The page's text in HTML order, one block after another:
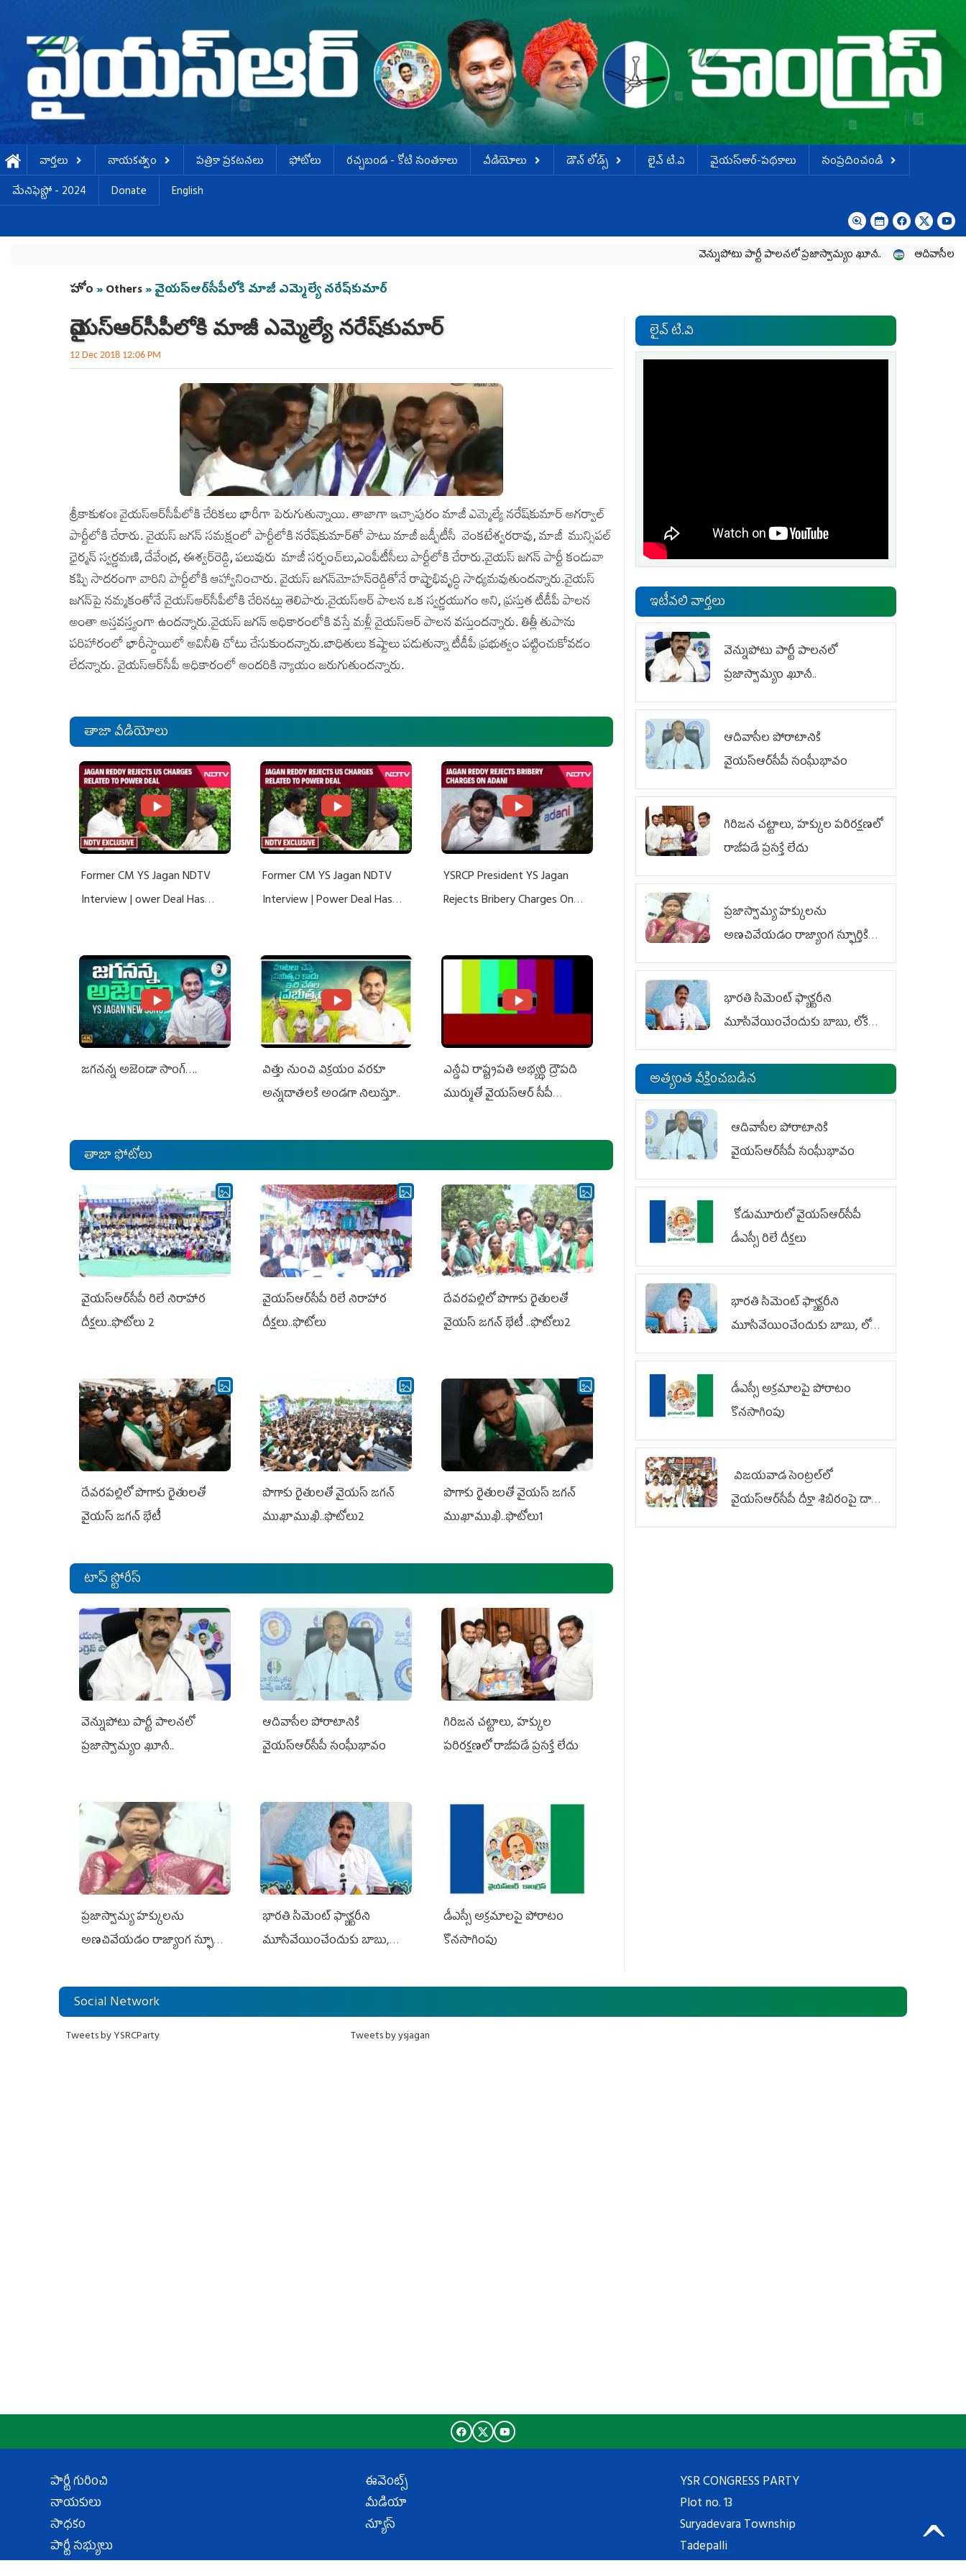
వార్తలు నాయకత్వం పత్రికా ప్రకటనలు ఫోటోలు ర‌చ్చ‌బండ‌ - కోటి సంత‌కాలు వీడియోలు డౌన్ లోడ్స్ లైవ్ టి.వి వైయస్ఆర్-పథకాలు
సంప్రదించండి
మేనిఫెస్టో - 2024
Donate English
వెన్నుపోటు పార్టీ పాలనలో ప్రజాస్వామ్యం ఖూనీ.. ఆదివాసీల పోరాటానికి
You are here
హోం »Others» వైయస్‌ఆర్‌సీపీలోకి మాజీ ఎమ్మెల్యే నరేష్‌కుమార్‌
వైయస్‌ఆర్‌సీపీలోకి మాజీ ఎమ్మెల్యే నరేష్‌కుమార్‌
12 Dec 2018 12:06 PM
శ్రీకాకుళంః వైయస్‌ఆర్‌సీపీలోకి చేరికలు భారీగా పెరుగుతున్నాయి. తాజాగా ఇచ్చాపురం మాజీ ఎమ్మెల్యే నరేష్‌కుమార్‌ అగర్వాల్‌
పార్టీలోకి చేరారు. వైయస్‌ జగన్‌ సమక్షంలో పార్టీలోకి నరేష్‌కుమార్‌తో పాటు మాజీ జడ్పీటీసీ వెంకటేశ్వరరావు, మాజీ మున్సిపల్‌
ఛైర్మన్‌ స్వర్ణమణి, దేవేంద్ర, ఈశ్వర్‌రెడ్డి, పలువురు మాజీ సర్పంచ్‌లు,ఎంపీటీసీలు పార్టీలోకి చేరారు.వైయస్‌ జగన్‌ పార్టీ కండువా
కప్పి సాదరంగా వారిని పార్టీలోకి ఆహ్వానించారు. వైయస్‌ జగన్‌మోహన్‌రెడ్డితోనే రాష్ట్రాభివృద్ధి సాధ్యమవుతుందన్నారు.వైయస్‌
జగన్‌పై నమ్మకంతోనే వైయస్‌ఆర్‌సీపీలోకి చేరినట్లు తెలిపారు.వైయస్‌ఆర్‌ పాలన ఒక స్వర్ణయుగం అని, ప్రస్తుత టీడీపీ పాలన
అంతా అస్తవస్త్యంగా ఉందన్నారు.వైయస్‌ జగన్‌ అధికారంలోకి వస్తే మళ్లీ వైయస్‌ఆర్‌ పాలన వస్తుందన్నారు. తిత్లీ తుపాను
పరిహారంలో భారీస్థాయిలో అవినీతి చోటు చేసుకుందన్నారు.బాధితులు కష్టాలు పడుతున్నా టీడీపీ ప్రభుత్వం పట్టించుకోవడం
లేదన్నారు. వైయస్‌ఆర్‌సీపీ అధికారంలో అందరికి న్యాయం జరుగుతుందన్నారు.
తాజా వీడియోలు
Former CM YS Jagan NDTV
Interview | ower Deal Has
Former CM YS Jagan NDTV
Interview | Power Deal Has
YSRCP President YS Jagan
Rejects Bribery Charges On
జగనన్న అజెండా సాంగ్….
విత్తు నుంచి విక్రయం వరకూ
అన్నదాతలకి అండగా నిలుస్తూ..
ఎన్డీఏ రాష్ట్ర‌ప‌తి అభ్య‌ర్థి ద్రౌప‌ది
ముర్ముతో వైయ‌స్ఆర్ సీపీ
ఎమ్మెల్యేలు, ఎంపీల స‌మావేశం
తాజా ఫోటోలు
వైయ‌స్ఆర్‌సీపీ రిలే నిరాహార
దీక్షలు..ఫొటోలు 2
వైయ‌స్ఆర్‌సీపీ రిలే నిరాహార
దీక్షలు..ఫొటోలు
దేవరపల్లిలో పొగాకు రైతులతో
వైయస్ జగన్ భేటీ ..ఫొటోలు2
దేవరపల్లిలో పొగాకు రైతులతో
వైయస్ జగన్ భేటీ
పొగాకు రైతుల‌తో వైయ‌స్ జ‌గ‌న్
ముఖాముఖి..ఫొటోలు2
పొగాకు రైతుల‌తో వైయ‌స్ జ‌గ‌న్
ముఖాముఖి..ఫొటోలు1
టాప్ స్టోరీస్
వెన్నుపోటు పార్టీ పాలనలో
ప్రజాస్వామ్యం ఖూనీ..
ఆదివాసీల పోరాటానికి
వైయ‌స్ఆర్‌సీపీ సంఘీభావం
గిరిజన చట్టాలు, హక్కుల
పరిరక్షణలో రాజీపడే ప్రసక్తే లేదు
ప్రజాస్వామ్య హక్కులను
అణచివేయడం రాజ్యాంగ స్ఫూర్తికి
భారతి సిమెంట్ ఫ్యాక్టరీని
మూసివేయించేందుకు బాబు,
డీఎస్సీ అక్రమాలపై పోరాటం
కొనసాగింపు
లైవ్ టి.వి
ఇటీవలి వార్తలు
వెన్నుపోటు పార్టీ పాలనలో
ప్రజాస్వామ్యం ఖూనీ..
ఆదివాసీల పోరాటానికి
వైయ‌స్ఆర్‌సీపీ సంఘీభావం
గిరిజన చట్టాలు, హక్కుల పరిరక్షణలో
రాజీపడే ప్రసక్తే లేదు
ప్రజాస్వామ్య హక్కులను
అణచివేయడం రాజ్యాంగ స్ఫూర్తికి
విరుద్ధం
భారతి సిమెంట్ ఫ్యాక్టరీని
మూసివేయించేందుకు బాబు, లోకేశ్
కుట్ర
అత్యంత వీక్షించబడిన
ఆదివాసీల పోరాటానికి
వైయ‌స్ఆర్‌సీపీ సంఘీభావం
కోడుమూరులో వైయ‌స్ఆర్‌సీపీ
డీఎస్సీ రిలే దీక్షలు
భారతి సిమెంట్ ఫ్యాక్టరీని
మూసివేయించేందుకు బాబు, లోకేశ్
కుట్ర
డీఎస్సీ అక్రమాలపై పోరాటం
కొనసాగింపు
విజయవాడ సెంట్రల్‌లో
వైయ‌స్ఆర్‌సీపీ దీక్షా శిబిరంపై దాడి
దుర్మార్గం
Social Network
Tweets by YSRCParty Tweets by ysjagan
పార్టీ గురించి
నాయకులు
సాధకం
పార్టీ సభ్యులు
ఈవెంట్స్
మీడియా
న్యూస్
YSR CONGRESS PARTY
Plot no. 13
Suryadevara Township
Tadepalli